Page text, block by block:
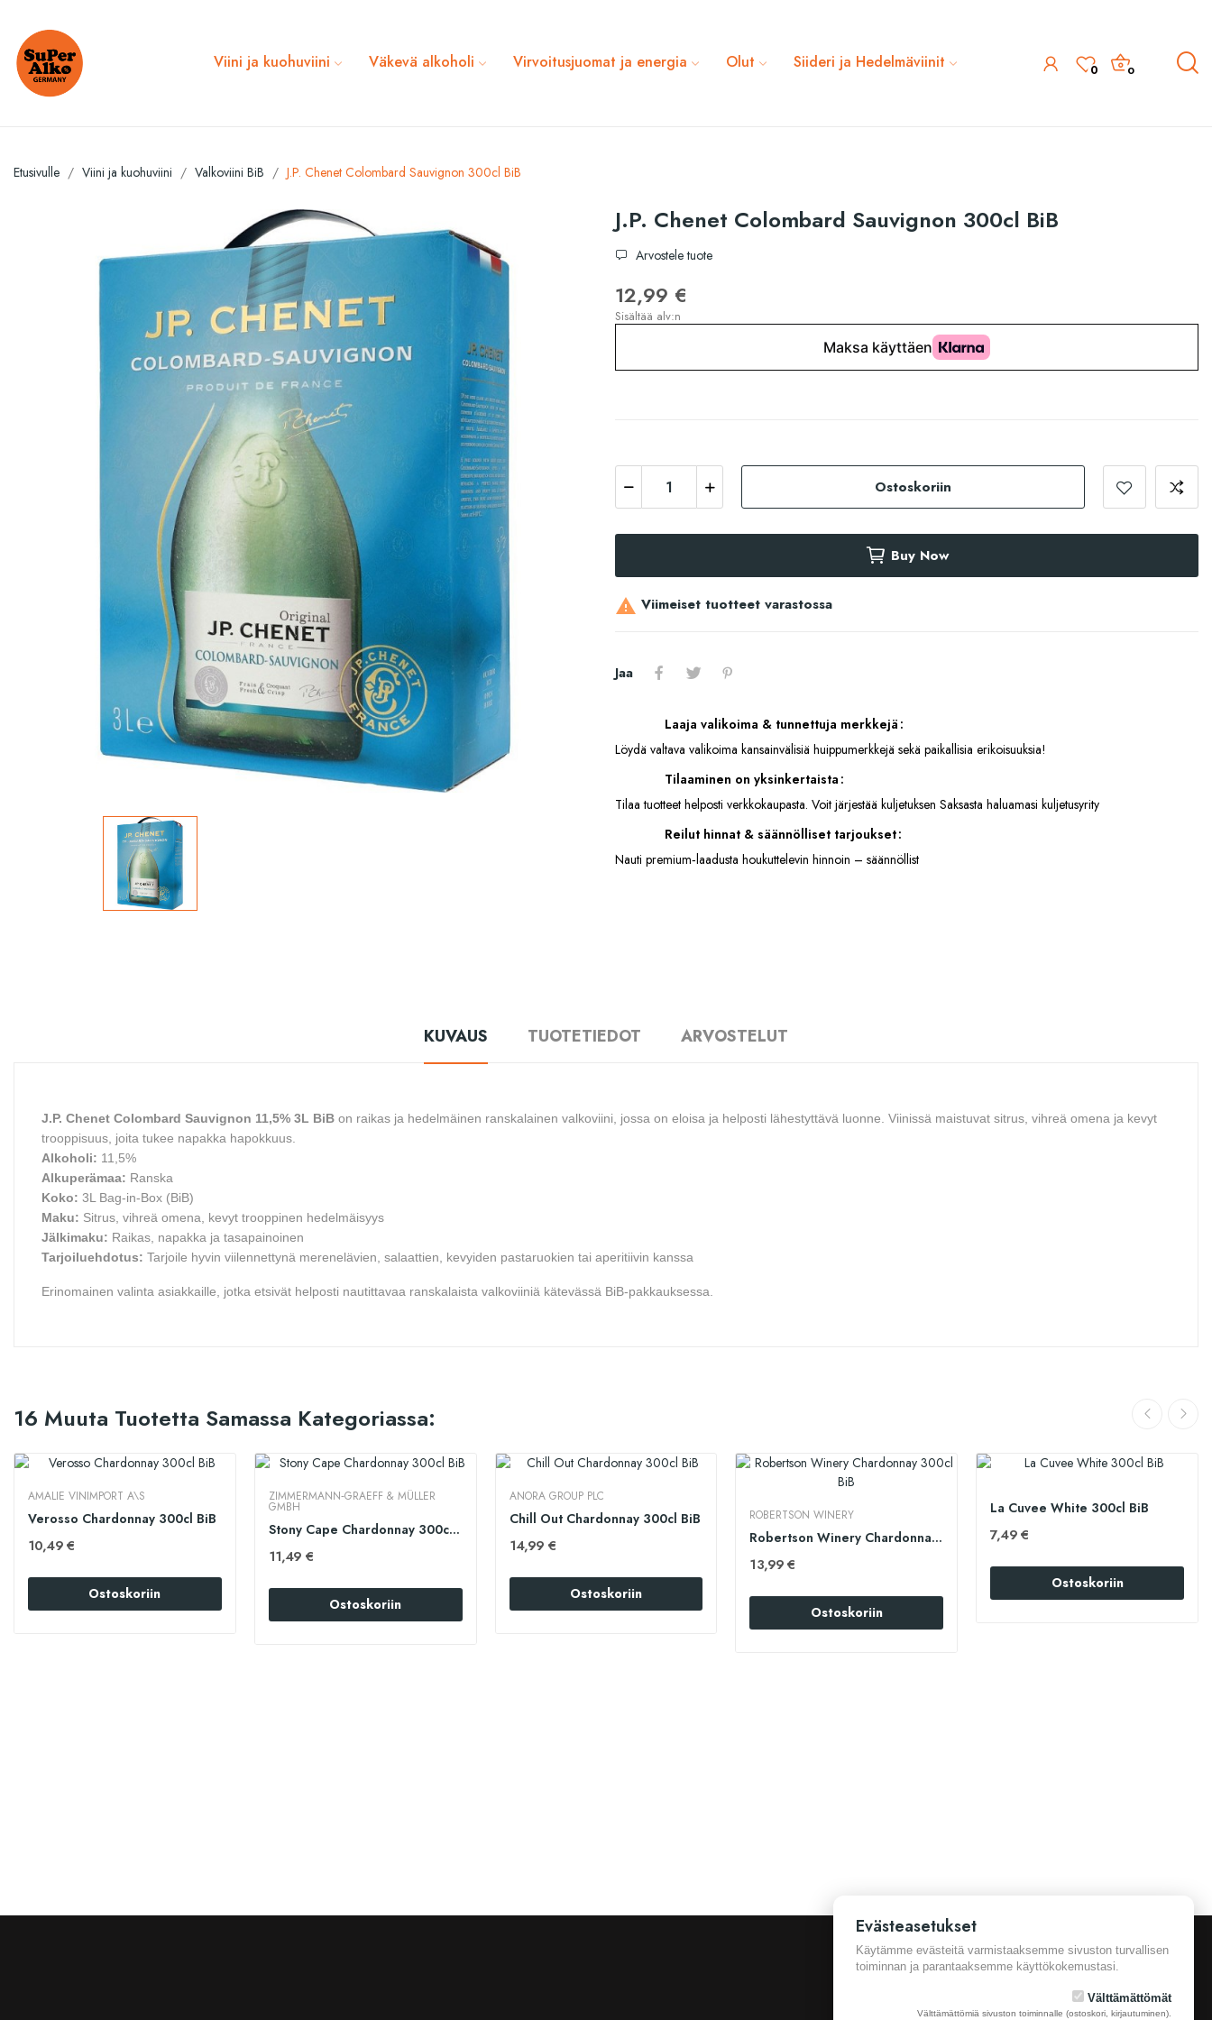
Viini ja kuohuviini Väkevä alkoholi Virvoitusjuomat ja energia Olut Siideri ja Hedelmäviinit 0 0
Etusivulle Viini ja kuohuviini Valkoviini BiB J.P. Chenet Colombard Sauvignon 300cl BiB
J.P. Chenet Colombard Sauvignon 300cl BiB
Arvostele tuote
12,99 €
Sisältää alv:n
Ostoskoriin
Buy Now
 Viimeiset tuotteet varastossa
Jaa
Laaja valikoima & tunnettuja merkkejä
Löydä valtava valikoima kansainvälisiä huippumerkkejä sekä paikallisia erikoisuuksia!
Tilaaminen on yksinkertaista
Tilaa tuotteet helposti verkkokaupasta. Voit järjestää kuljetuksen Saksasta haluamasi kuljetusyrity
Reilut hinnat & säännölliset tarjoukset
Nauti premium‑laadusta houkuttelevin hinnoin – säännöllist
KUVAUS TUOTETIEDOT ARVOSTELUT
J.P. Chenet Colombard Sauvignon 11,5% 3L BiB on raikas ja hedelmäinen ranskalainen valkoviini, jossa on eloisa ja helposti lähestyttävä luonne. Viinissä maistuvat sitrus, vihreä omena ja kevyt
trooppisuus, joita tukee napakka hapokkuus.
Alkoholi: 11,5%
Alkuperämaa: Ranska
Koko: 3L Bag-in-Box (BiB)
Maku: Sitrus, vihreä omena, kevyt trooppinen hedelmäisyys
Jälkimaku: Raikas, napakka ja tasapainoinen
Tarjoiluehdotus: Tarjoile hyvin viilennettynä merenelävien, salaattien, kevyiden pastaruokien tai aperitiivin kanssa
Erinomainen valinta asiakkaille, jotka etsivät helposti nautittavaa ranskalaista valkoviiniä kätevässä BiB-pakkauksessa.
16 Muuta Tuotetta Samassa Kategoriassa:
AMALIE VINIMPORT A\S
Verosso Chardonnay 300cl BiB
10,49 €
Ostoskoriin
ZIMMERMANN‑GRAEFF & MÜLLER
GMBH
Stony Cape Chardonnay 300cl BiB
11,49 €
Ostoskoriin
ANORA GROUP PLC
Chill Out Chardonnay 300cl BiB
14,99 €
Ostoskoriin
ROBERTSON WINERY
Robertson Winery Chardonnay 300cl BiB
13,99 €
Ostoskoriin
La Cuvee White 300cl BiB
7,49 €
Ostoskoriin
Evästeasetukset
Käytämme evästeitä varmistaaksemme sivuston turvallisen
toiminnan ja parantaaksemme käyttökokemustasi.
Välttämättömät
Välttämättömiä sivuston toiminnalle (ostoskori, kirjautuminen).